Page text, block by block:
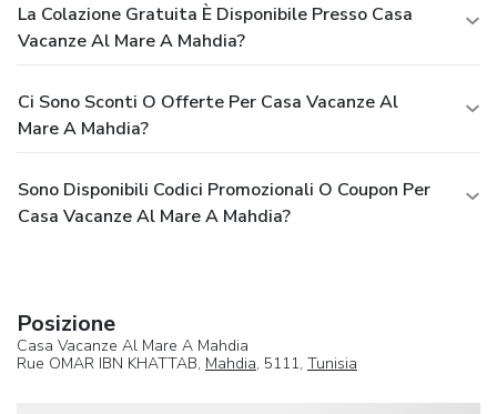
La Colazione Gratuita È Disponibile Presso Casa
Vacanze Al Mare A Mahdia?
Ci Sono Sconti O Offerte Per Casa Vacanze Al
Mare A Mahdia?
Sono Disponibili Codici Promozionali O Coupon Per
Casa Vacanze Al Mare A Mahdia?
Posizione
Casa Vacanze Al Mare A Mahdia
Rue OMAR IBN KHATTAB, Mahdia, 5111, Tunisia